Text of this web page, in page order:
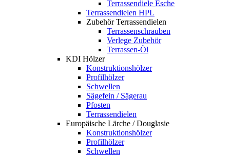
Terrassendiele Esche
Terrassendielen HPL
Zubehör Terrassendielen
Terrassenschrauben
Verlege Zubehör
Terrassen-Öl
KDI Hölzer
Konstruktionshölzer
Profilhölzer
Schwellen
Sägefein / Sägerau
Pfosten
Terrassendielen
Europäische Lärche / Douglasie
Konstruktionshölzer
Profilhölzer
Schwellen